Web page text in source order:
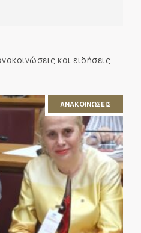
και ειδήσεις
ΑΝΑΚΟΙΝΩΣΕΙΣ